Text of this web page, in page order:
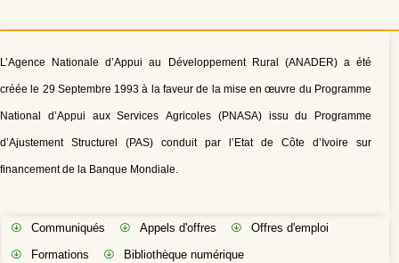
L’Agence Nationale d’Appui au Développement Rural (ANADER) a été
créée le 29 Septembre 1993 à la faveur de la mise en œuvre du Programme
National d’Appui aux Services Agricoles (PNASA) issu du Programme
d’Ajustement Structurel (PAS) conduit par l’Etat de Côte d’Ivoire sur
financement de la Banque Mondiale.
Communiqués Appels d'offres
Offres d'emploi
Formations
Bibliothèque numérique